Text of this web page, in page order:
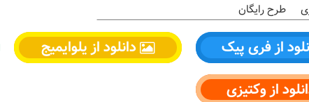
طرح رایگان
از فری پیک دانلود از یلوایمیج
از وکتیزی